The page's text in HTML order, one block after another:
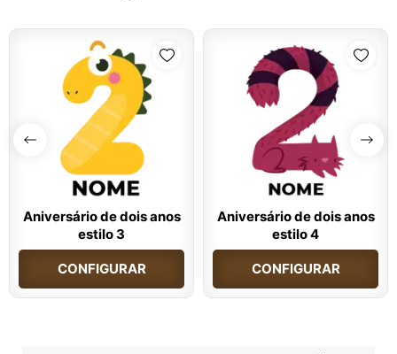
Aniversário de dois anos
estilo 3
CONFIGURAR
Aniversário de dois anos
estilo 4
CONFIGURAR